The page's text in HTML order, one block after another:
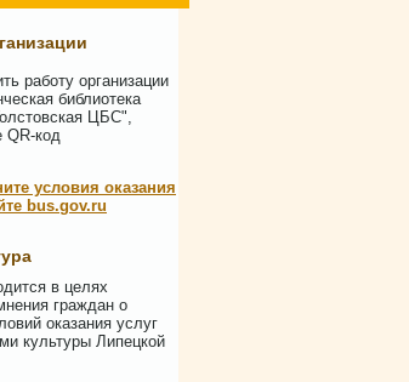
работу организации
библиотека
ЦБС",
QR-код
условия оказания
bus.gov.ru
в целях
граждан о
оказания услуг
культуры Липецкой